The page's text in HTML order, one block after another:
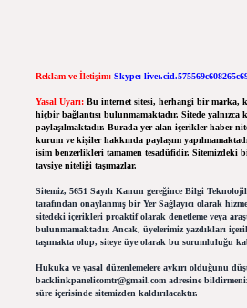
Reklam ve İletişim: Skype:
Yasal Uyarı: Bu internet sitesi, herhangi bir marka,
hiçbir bağlantısı bulunmamaktadır. Sitede yalnızca
paylaşılmaktadır. Burada yer alan içerikler haber
kurum ve kişiler hakkında paylaşım
isim benzerlikleri tamamen tesadüfidir. Sitemizdeki
tavsiye niteliği taşımazlar.
Sitemiz, 5651 Sayılı Kanun gereğince Bilgi
tarafından onaylanmış bir Yer Sağlayıcı olarak
sitedeki içerikleri proaktif olarak denetleme veya
bulunmamaktadır. Ancak, üyelerimiz yazdıkları
taşımakta olup, siteye üye olarak bu sorumluluğu
Hukuka ve yasal düzenlemelere aykırı olduğunu
backlinkpanelicomtr@gmail.comadresine
süre içerisinde sitemizden kaldırılacaktır.